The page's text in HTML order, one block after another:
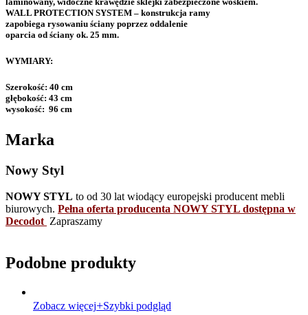
WALL PROTECTION SYSTEM – konstrukcja ramy
zapobiega rysowaniu ściany poprzez oddalenie
oparcia od ściany ok. 25 mm.
WYMIARY:
Szerokość: 40 cm
głębokość: 43 cm
wysokość: 96 cm
Marka
Nowy Styl
NOWY STYL to od 30 lat wiodący europejski producent mebli
biurowych. Pełna oferta producenta NOWY STYL dostępna w
Decodot Zapraszamy
Podobne produkty
Zobacz więcej Szybki podgląd